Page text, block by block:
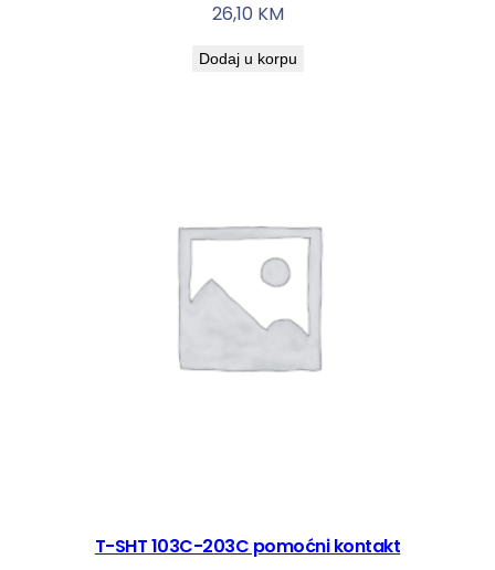
26,10 KM
Dodaj u korpu
T-SHT 103C-203C pomoćni kontakt